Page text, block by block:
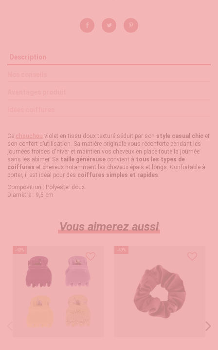
Description
Ce chouchou violet en tissu doux texturé séduit par son style casual chic et
son confort d’utilisation. Sa matière originale vous réconforte pendant les
journées froides d'hiver et maintien vos cheveux en place toute la journée
sans les abîmer. Sa taille généreuse convient à tous les types de
coiffures et cheveux notamment les cheveux épais et longs. Confortable à
porter, il est idéal pour des coiffures simples et rapides
Composition : Polyester doux
Diamètre : 9,5 cm
Vous aimerez aussi
-40% -40%